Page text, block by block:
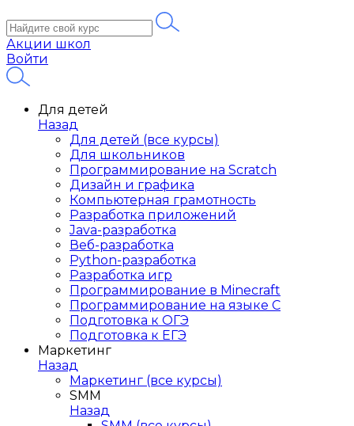
Акции школ
Войти
Для детей
Назад
Для детей (все курсы)
Для школьников
Программирование на Scratch
Дизайн и графика
Компьютерная грамотность
Разработка приложений
Java-разработка
Веб-разработка
Python-разработка
Разработка игр
Программирование в Minecraft
Программирование на языке C
Подготовка к ОГЭ
Подготовка к ЕГЭ
Маркетинг
Назад
Маркетинг (все курсы)
SMM
Назад